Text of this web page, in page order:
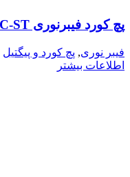
پچ کورد فیبرنوری FC-ST
فیبر نوری, پچ کورد و پیگتیل
اطلاعات بیشتر